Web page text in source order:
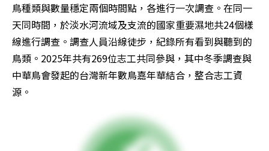
鳥種類與數量穩定兩個時間點，各進行一次調查。在同一
天同時間，於淡水河流域及支流的國家重要濕地共24個樣
線進行調查。調查人員沿線徒步，紀錄所有看到與聽到的
鳥類。2025年共有269位志工共同參與，其中冬季調查與
中華鳥會發起的台灣新年數鳥嘉年華結合，整合志工資
源。